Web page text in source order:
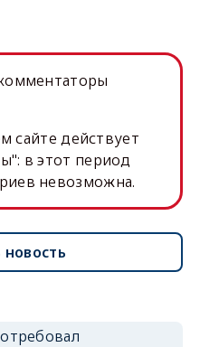
сайте действует
в этот период
невозможна.